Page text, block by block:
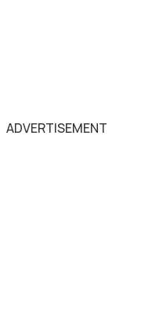
ADVERTISEMENT